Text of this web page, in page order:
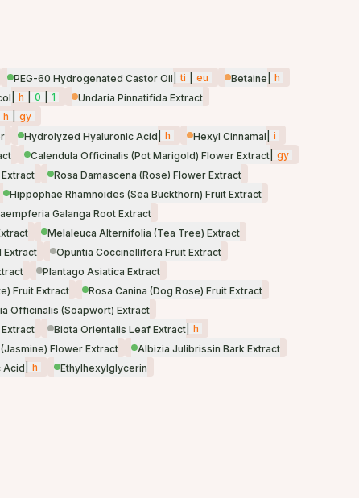
PEG-60 Hydrogenated Castor Oil ti eu Betaine
h
h 0 1
Undaria Pinnatifida Extract
h
gy
Hydrolyzed Hyaluronic Acid h Hexyl Cinnamal
i
Calendula Officinalis (Pot Marigold) Flower Extract gy
Rosa Damascena (Rose) Flower Extract
Hippophae Rhamnoides (Sea Buckthorn) Fruit Extract
Galanga Root Extract
Melaleuca Alternifolia (Tea Tree) Extract
Extract
Opuntia Coccinellifera Fruit Extract
Plantago Asiatica Extract
Fruit Extract
Rosa Canina (Dog Rose) Fruit Extract
Officinalis (Soapwort) Extract
Biota Orientalis Leaf Extract h
Flower Extract
Albizia Julibrissin Bark Extract
Acid h
Ethylhexylglycerin